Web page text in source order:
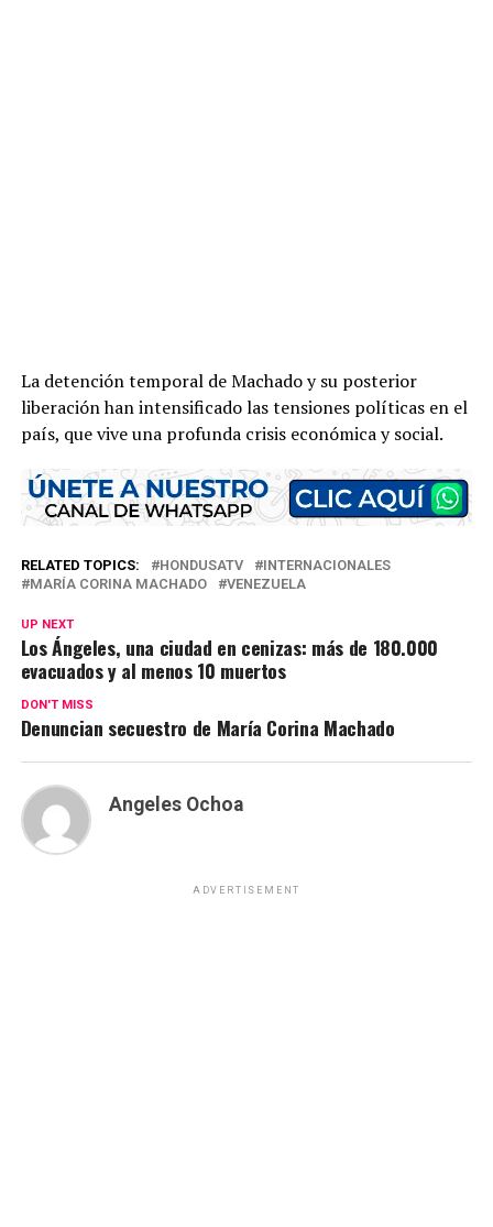
La detención temporal de Machado y su posterior
liberación han intensificado las tensiones políticas en el
país, que vive una profunda crisis económica y social.
RELATED TOPICS: HONDUSATV
INTERNACIONALES
MARÍA CORINA MACHADO
VENEZUELA
UP NEXT
Los Ángeles, una ciudad en cenizas: más de 180.000
evacuados y al menos 10 muertos
DON'T MISS
Denuncian secuestro de María Corina Machado
Angeles Ochoa
ADVERTISEMENT